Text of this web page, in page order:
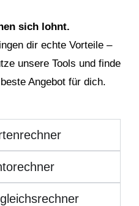
sich lohnt.
dir echte Vorteile –
unsere Tools und finde
Angebot für dich.